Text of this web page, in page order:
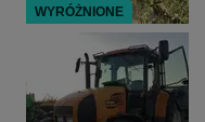
WYRÓŻNIONE